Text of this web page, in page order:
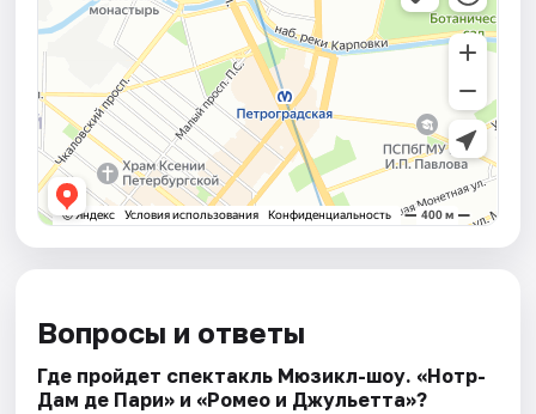
Вопросы и ответы
Где пройдет спектакль Мюзикл-шоу. «Нотр-
Дам де Пари» и «Ромео и Джульетта»?